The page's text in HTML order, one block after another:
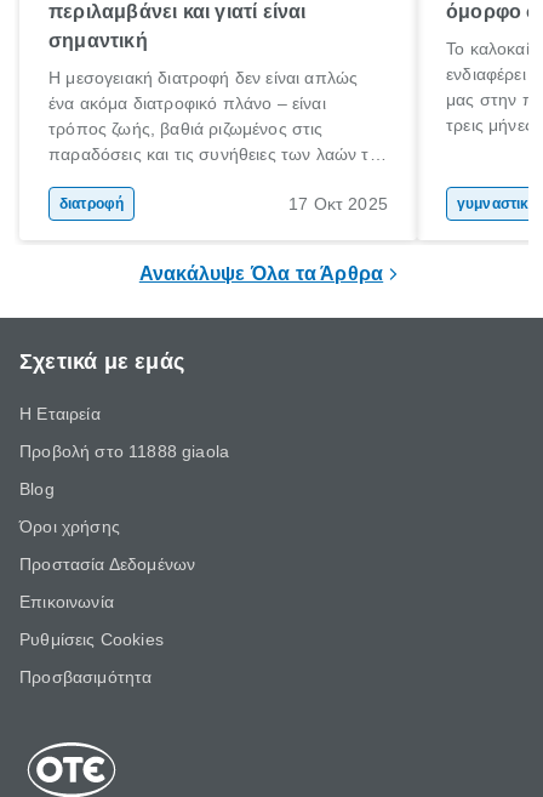
περιλαμβάνει και γιατί είναι
σημαντική
Η μεσογειακή διατροφή δεν είναι απλώς
ένα ακόμα διατροφικό πλάνο – είναι
τρόπος ζωής, βαθιά ριζωμένος στις
παραδόσεις και τις συνήθειες των λαών της
και ανεπεξέργαστα υλικά, αυτή η διατροφή
διατροφή 17 Οκτ 2025
όμορφο
Το
ενδιαφέρει
μας στην
τρεις μήνες
σου! Δεν
καλοκαίρι
γυμναστική
Ανακάλυψε Όλα τα Άρθρα
Σχετικά με εμάς
Η Εταιρεία
Προβολή στο 11888 giaola
Blog
Όροι χρήσης
Προστασία Δεδομένων
Επικοινωνία
Ρυθμίσεις Cookies
Προσβασιμότητα